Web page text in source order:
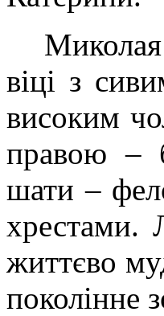
віці з
високим
правою –
шати –
хрестами.
життєво
поколінне